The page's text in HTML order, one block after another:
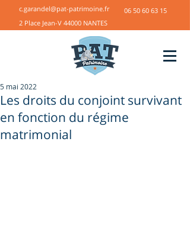
c.garandel@pat-patrimoine.fr
06 50 60 63 15
2 Place Jean-V 44000 NANTES
Les droits du conjoint survivant
en fonction du régime
matrimonial
5 mai 2022